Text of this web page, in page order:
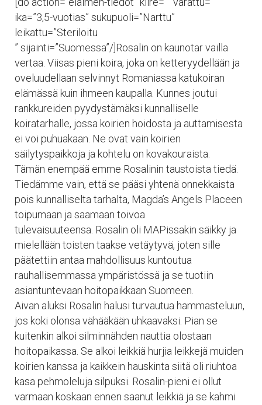
ika=”3,5-vuotias” sukupuoli=”Narttu”
leikattu=”Steriloitu
” sijainti=”Suomessa”/]Rosalin on kaunotar vailla
vertaa. Viisas pieni koira, joka on ketteryydellään ja
oveluudellaan selvinnyt Romaniassa katukoiran
elämässä kuin ihmeen kaupalla. Kunnes joutui
rankkureiden pyydystämäksi kunnalliselle
koiratarhalle, jossa koirien hoidosta ja auttamisesta
ei voi puhuakaan. Ne ovat vain koirien
säilytyspaikkoja ja kohtelu on kovakouraista.
Tämän enempää emme Rosalinin taustoista tiedä.
Tiedämme vain, että se pääsi yhtenä onnekkaista
pois kunnalliselta tarhalta, Magda’s Angels Placeen
toipumaan ja saamaan toivoa
tulevaisuuteensa. Rosalin oli MAPissakin säikky ja
mielellään toisten taakse vetäytyvä, joten sille
päätettiin antaa mahdollisuus kuntoutua
rauhallisemmassa ympäristössä ja se tuotiin
asiantuntevaan hoitopaikkaan Suomeen.
Aivan aluksi Rosalin halusi turvautua hammasteluun,
jos koki olonsa vähääkään uhkaavaksi. Pian se
kuitenkin alkoi silminnähden nauttia olostaan
hoitopaikassa. Se alkoi leikkiä hurjia leikkejä muiden
koirien kanssa ja kaikkein hauskinta siitä oli riuhtoa
kasa pehmoleluja silpuksi. Rosalin-pieni ei ollut
varmaan koskaan ennen saanut leikkiä ja se kahmi